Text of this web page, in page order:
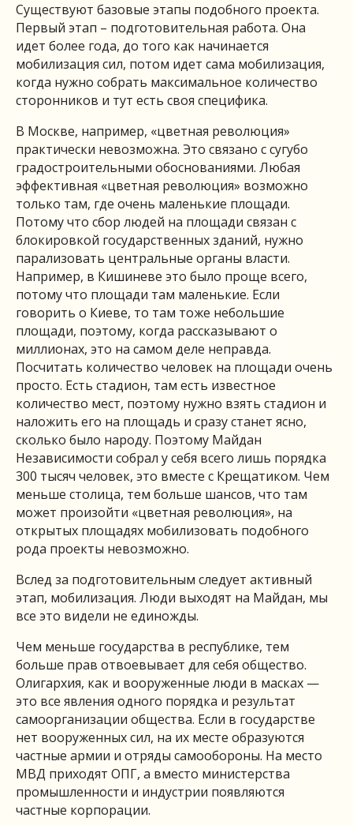
Существуют базовые этапы подобного проекта.
Первый этап – подготовительная работа. Она
идет более года, до того как начинается
мобилизация сил, потом идет сама мобилизация,
когда нужно собрать максимальное количество
сторонников и тут есть своя специфика.
В Москве, например, «цветная революция»
практически невозможна. Это связано с сугубо
градостроительными обоснованиями. Любая
эффективная «цветная революция» возможно
только там, где очень маленькие площади.
Потому что сбор людей на площади связан с
блокировкой государственных зданий, нужно
парализовать центральные органы власти.
Например, в Кишиневе это было проще всего,
потому что площади там маленькие. Если
говорить о Киеве, то там тоже небольшие
площади, поэтому, когда рассказывают о
миллионах, это на самом деле неправда.
Посчитать количество человек на площади очень
просто. Есть стадион, там есть известное
количество мест, поэтому нужно взять стадион и
наложить его на площадь и сразу станет ясно,
сколько было народу. Поэтому Майдан
Независимости собрал у себя всего лишь порядка
300 тысяч человек, это вместе с Крещатиком. Чем
меньше столица, тем больше шансов, что там
может произойти «цветная революция», на
открытых площадях мобилизовать подобного
рода проекты невозможно.
Вслед за подготовительным следует активный
этап, мобилизация. Люди выходят на Майдан, мы
все это видели не единожды.
Чем меньше государства в республике, тем
больше прав отвоевывает для себя общество.
Олигархия, как и вооруженные люди в масках —
это все явления одного порядка и результат
самоорганизации общества. Если в государстве
нет вооруженных сил, на их месте образуются
частные армии и отряды самообороны. На место
МВД приходят ОПГ, а вместо министерства
промышленности и индустрии появляются
частные корпорации.